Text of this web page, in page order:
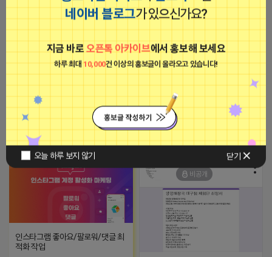
네이버 블로그가 있으신가요?
지금 바로오픈톡 아카이브에서 홍보해 보세요
하루 최대 10,000건 이상의 홍보글이 올라오고 있습니다!
오늘 하루 보지 않기 닫기
간 가족 단위, 상견례, 단체회식 대형
어린이 놀이방이 있는 미소본갈비
에서 블로그, 릴스 체험단 모집합니
※모집인원※ 5팀 ※모집기간※ 4
월 22일 수요일 까지 *4/27 ~ 5/3
사이 방문 가능하신분만 신청해주
세요* ※체험단발표※ 4월 22일 수
요일 ※체험가능요일※ 모든요일가
기한※ 방문 후 3일 이내 ※체험신
청※ 블로그체험단:
https://forms.gle/
릴스체험단:
https://forms.gle/
※특이사항※ 방문인원 최대 4인 까
지 가능 체험권 금액 초과시 초과비
용은 본인부담입니다.
2026-04-18 16:27 댓글: 0개
-장소불문, 약정없는 고정공인IP가
삽입된 365일 24시간 임대형 컴퓨
터 서비스
인스타그램 좋아요/팔로워/댓글 최
적화 작업
비공개